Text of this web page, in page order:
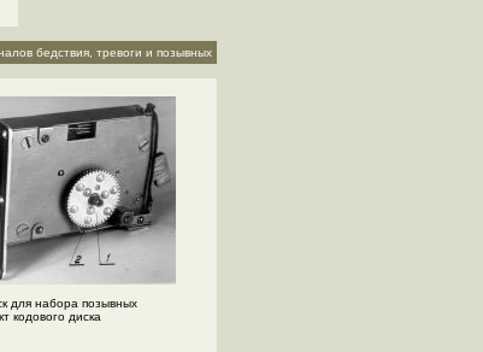
бедствия, тревоги и позывных
для набора позывных
кодового диска